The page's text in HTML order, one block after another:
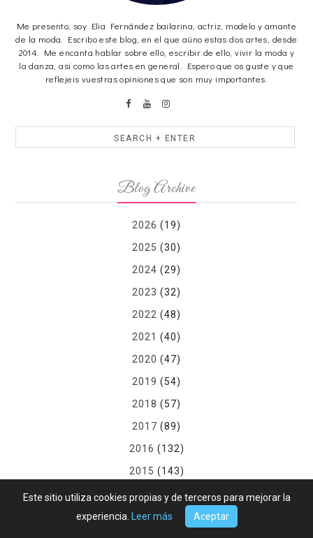
Me presento, soy Elia Fernández bailarina, actriz, modelo y amante
de la moda. Escribo este blog, en el que aúno estas dos artes, desde
2014. Me encanta hablar sobre ello, escribir de ello, vivir la moda y
la danza, asi como las artes en general. Espero que os guste y que
reflejeis vuestras opiniones que son muy importantes.
Blog Archive
2026 (19)
2025 (30)
2024 (29)
2023 (32)
2022 (48)
2021 (40)
2020 (47)
2019 (54)
2018 (57)
2017 (89)
2016 (132)
2015 (143)
2014 (130)
Este sitio utiliza cookies propias y de terceros para mejorar la
experiencia.
Leer más Aceptar